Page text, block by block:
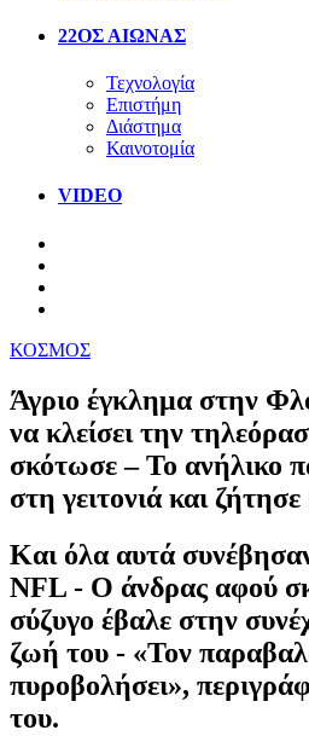
22ΟΣ ΑΙΩΝΑΣ
Τεχνολογία
Επιστήμη
Διάστημα
Καινοτομία
VIDEO
ΚΟΣΜΟΣ
Άγριο έγκλημα στην
να κλείσει την
σκότωσε – Το ανήλικο
στη γειτονιά και
Και όλα αυτά
NFL - Ο άνδρας αφού
σύζυγο έβαλε στην
ζωή του - «Τον
πυροβολήσει»,
του.